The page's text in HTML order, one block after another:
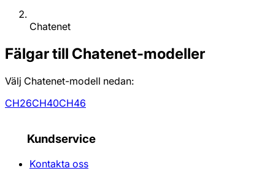
Chatenet
Fälgar till Chatenet-modeller
Välj Chatenet-modell nedan:
CH26CH40CH46
Kundservice
Kontakta oss